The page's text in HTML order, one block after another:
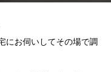
にお伺いしてその場で調